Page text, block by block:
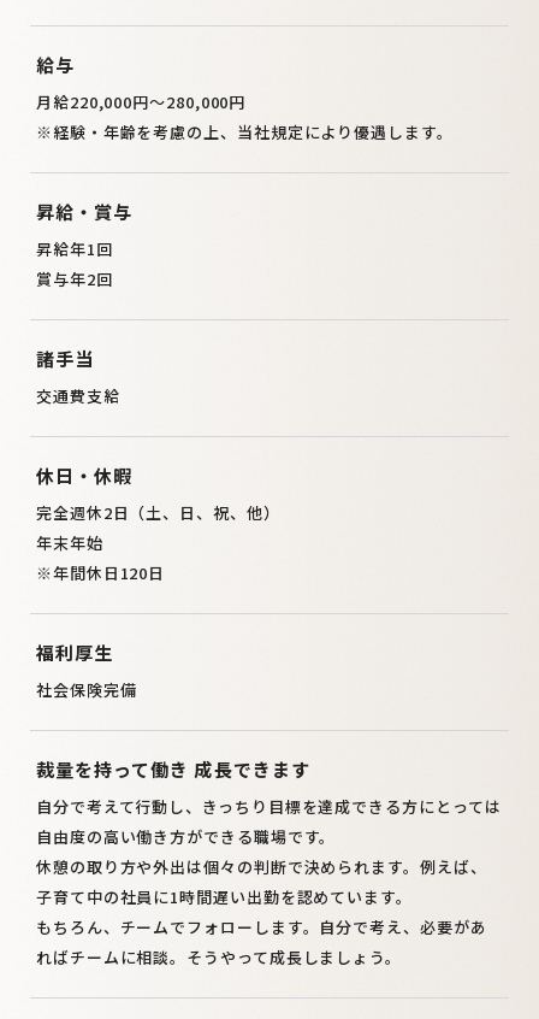
給与
月給220,000円～280,000円
※経験・年齢を考慮の上、当社規定により優遇します。
昇給・賞与
昇給年1回
賞与年2回
諸手当
交通費支給
休日・休暇
完全週休2日（土、日、祝、他）
年末年始
※年間休日120日
福利厚生
社会保険完備
裁量を持って働き 成長できます
自分で考えて行動し、きっちり目標を達成できる方にとっては
自由度の高い働き方ができる職場です。
休憩の取り方や外出は個々の判断で決められます。例えば、
子育て中の社員に1時間遅い出勤を認めています。
もちろん、チームでフォローします。自分で考え、必要があ
ればチームに相談。そうやって成長しましょう。